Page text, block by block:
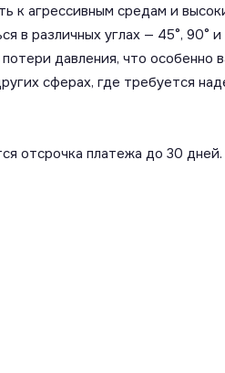
к агрессивным средам и
в различных углах — 45°, 90° и
давления, что особенно
сферах, где требуется
отсрочка платежа до 30